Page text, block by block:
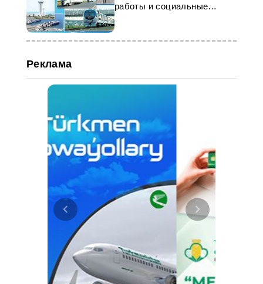
работы и социальные
проекты
Реклама